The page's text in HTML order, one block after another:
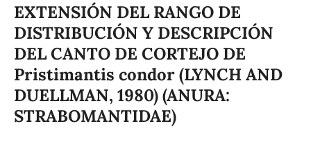
EXTENSIÓN DEL RANGO DE
DISTRIBUCIÓN Y DESCRIPCIÓN
DEL CANTO DE CORTEJO DE
Pristimantis condor (LYNCH AND
DUELLMAN, 1980) (ANURA:
STRABOMANTIDAE)